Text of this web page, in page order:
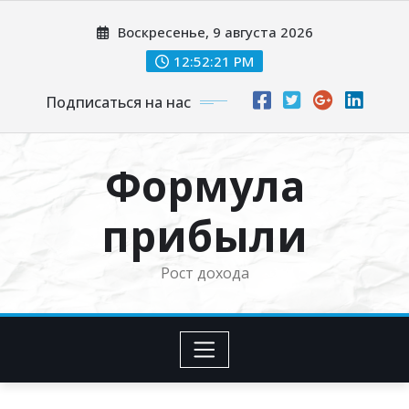
Воскресенье, 9 августа 2026
12:52:22 PM
Подписаться на нас
Формула
прибыли
Рост дохода